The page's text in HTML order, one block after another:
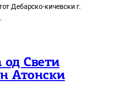
Дебарско-кичевски г.
од Свети
Атонски